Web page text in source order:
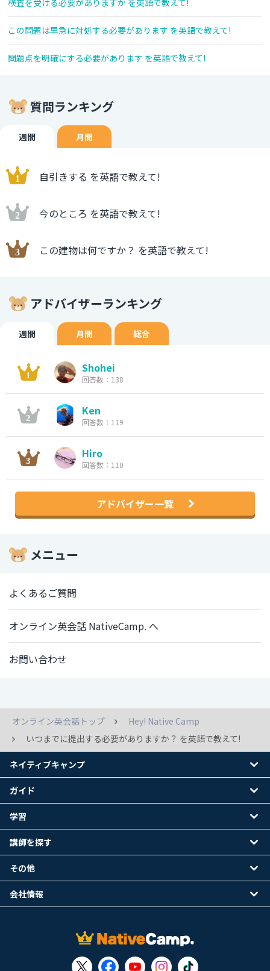
検査を受ける必要がありますか を英語で教えて!
この問題は早急に対処する必要があります を英語で教えて!
問題点を明確にする必要があります を英語で教えて!
質問ランキング
週間 月間
自引きする を英語で教えて!
今のところ を英語で教えて!
この建物は何ですか？ を英語で教えて!
アドバイザーランキング
週間 月間 総合
Shohei
回答数：138
Ken
回答数：119
Hiro
回答数：110
アドバイザー一覧
メニュー
よくあるご質問
オンライン英会話 NativeCamp. へ
お問い合わせ
オンライン英会話トップ
Hey! Native Camp
いつまでに提出する必要がありますか？ を英語で教えて!
ネイティブキャンプ
ガイド
学習
講師を探す
その他
会社情報